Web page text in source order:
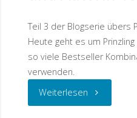
Teil 3 der Blogserie übers
Heute geht es um
so viele Bestseller
verwenden.
Weiterlesen"Die